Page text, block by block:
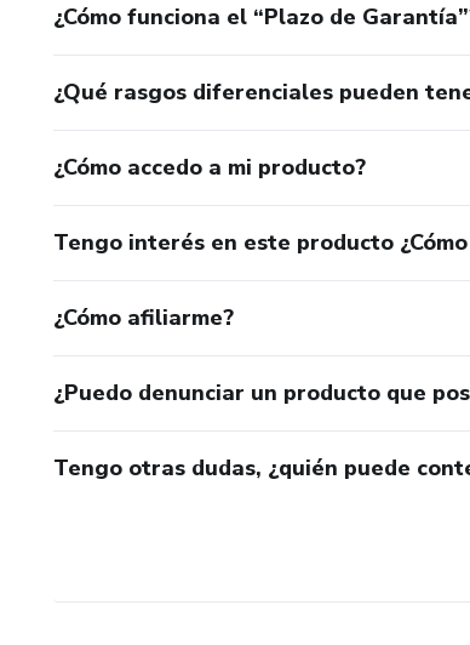
¿Cómo funciona el “Plazo de
¿Qué rasgos diferenciales pueden
¿Cómo accedo a mi producto?
Tengo interés en este producto
¿Cómo afiliarme?
¿Puedo denunciar un producto que
Tengo otras dudas, ¿quién puede